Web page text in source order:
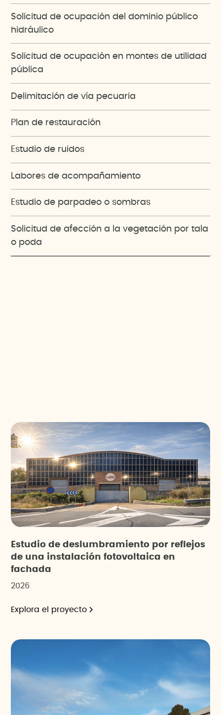
Solicitud de ocupación del dominio público
hidráulico
Solicitud de ocupación en montes de utilidad
pública
Delimitación de vía pecuaria
Plan de restauración
Estudio de ruidos
Labores de acompañamiento
Estudio de parpadeo o sombras
Solicitud de afección a la vegetación por tala
o poda
Estudio de deslumbramiento por reflejos
de una instalación fotovoltaica en
fachada
2026
Explora el proyecto